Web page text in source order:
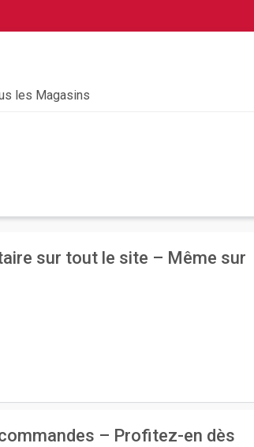
les Magasins
sur tout le site – Même sur
– Profitez-en dès